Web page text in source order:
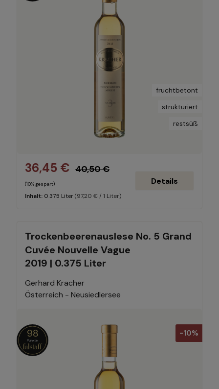
fruchtbetont
strukturiert
restsüß
36,45 € 40,50 €
(10% gespart)
Inhalt: 0.375 Liter (97,20 € / 1 Liter)
Details
Trockenbeerenauslese No. 5 Grand
Cuvée Nouvelle Vague
2019 | 0.375 Liter
Gerhard Kracher
Österreich - Neusiedlersee
-10%
98